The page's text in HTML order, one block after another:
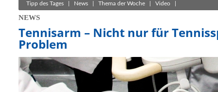
Tipp des Tages News Thema der Woche Video
NEWS
Tennisarm – Nicht nur für
Problem